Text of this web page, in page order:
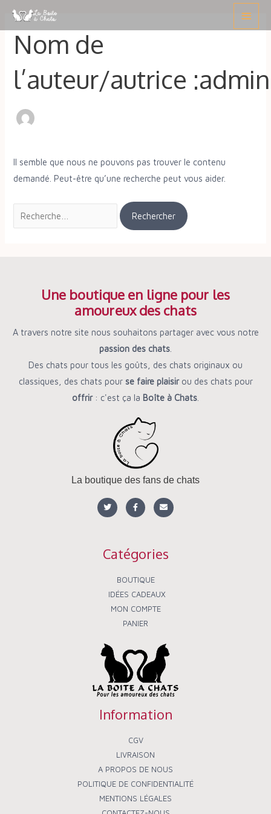
Aller
contenu
Menu
Nom de
l’auteur/autrice :admin
Il semble que nous ne pouvons pas trouver le contenu
demandé. Peut-être qu’une recherche peut vous aider.
Rechercher :
Une boutique en ligne pour les
amoureux des chats
A travers notre site nous souhaitons partager avec vous notre
passion des chats
Des chats pour tous les goûts, des chats originaux ou
classiques, des chats pour se faire plaisirou des chats pour
offrir: c'est ça la Boîte à Chats
La boutique des fans de chats
T
w
i
r
F
a
c
k
-
E
n
v
e
Catégories
BOUTIQUE
IDÉES CADEAUX
MON COMPTE
PANIER
Information
CGV
LIVRAISON
A PROPOS DE NOUS
POLITIQUE DE CONFIDENTIALITÉ
MENTIONS LÉGALES